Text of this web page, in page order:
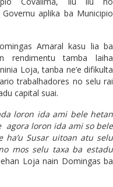
aplika ba Municipio
Amaral kasu lia ba
rendimentu tamba laiha
Loja, tanba ne’e difikulta
trabalhadores no selu rai
capital suai.
loron ida ami bele hetan
agora loron ida ami so bele
ha’u Susar uitoan atu selu
mos selu taxa ba estadu
Loja nain Domingas ba